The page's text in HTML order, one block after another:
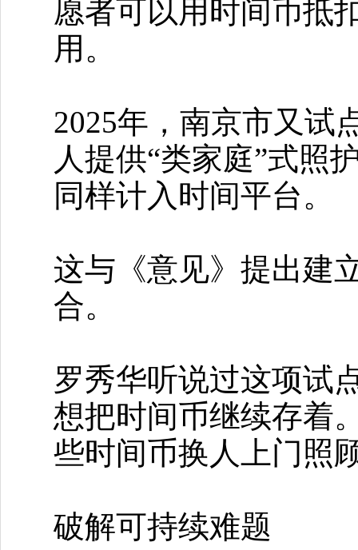
愿者可以用时间币抵
用。
2025年，南京市又试
人提供“类家庭”式照
同样计入时间平台。
这与《意见》提出建
合。
罗秀华听说过这项试
想把时间币继续存着
些时间币换人上门照
破解可持续难题